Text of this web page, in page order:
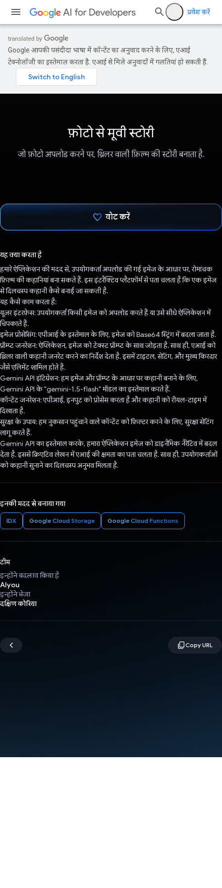
प्रवेश करें
Google आपकी पसंदीदा भाषा में कॉन्टेंट का अनुवाद करने के लिए, एआई
टेक्नोलॉजी का इस्तेमाल करता है. एआई से मिले अनुवादों में गलतियां हो सकती हैं.
फ़ोटो से मूवी स्टोरी
जो फ़ोटो अपलोड करने पर, थ्रिलर वाली फ़िल्म की स्टोरी बनाता है.
वोट करें
यह क्या करता है
हमारे ऐप्लिकेशन की मदद से, उपयोगकर्ता अपलोड की गई इमेज के आधार पर, रोमांचक
फ़िल्म की कहानियां बना सकते हैं. इस इंटरैक्टिव प्लैटफ़ॉर्म से पता चलता है कि एक इमेज
से दिलचस्प कहानी कैसे बनाई जा सकती है.
यह कैसे काम करता है:
यूज़र इंटरफ़ेस: उपयोगकर्ता किसी इमेज को अपलोड करते हैं या उसे सीधे ऐप्लिकेशन में
चिपकाते हैं.
इमेज प्रोसेसिंग: एपीआई के इस्तेमाल के लिए, इमेज को Base64 स्ट्रिंग में बदला जाता है.
प्रॉम्प्ट जनरेशन: ऐप्लिकेशन, इमेज को टेक्स्ट प्रॉम्प्ट के साथ जोड़ता है. साथ ही, एआई को
थ्रिलर वाली कहानी जनरेट करने का निर्देश देता है. इसमें टाइटल, सेटिंग, और मुख्य किरदार
जैसे एलिमेंट शामिल होते हैं.
Gemini API इंटिग्रेशन: हम इमेज और प्रॉम्प्ट के आधार पर कहानी बनाने के लिए,
Gemini API के "gemini-1.5-flash" मॉडल का इस्तेमाल करते हैं.
कॉन्टेंट जनरेशन: एपीआई, इनपुट को प्रोसेस करता है और कहानी को रीयल-टाइम में
दिखाता है.
सुरक्षा के उपाय: हम नुकसान पहुंचाने वाले कॉन्टेंट को फ़िल्टर करने के लिए, सुरक्षा सेटिंग
लागू करते हैं.
Gemini API का इस्तेमाल करके, हमारा ऐप्लिकेशन इमेज को डाइनैमिक नैरेटिव में बदल
देता है. इससे क्रिएटिव लेखन में एआई की क्षमता का पता चलता है. साथ ही, उपयोगकर्ताओं
को कहानी सुनाने का दिलचस्प अनुभव मिलता है.
इनकी मदद से बनाया गया
IDX Google Cloud Storage Google Cloud Functions
टीम
इन्होंने बदलाव किया है
AIyou
इन्होंने भेजा
दक्षिण कोरिया